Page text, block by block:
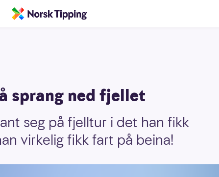
sprang ned fjellet
seg på fjelltur i det han fikk
virkelig fikk fart på beina!